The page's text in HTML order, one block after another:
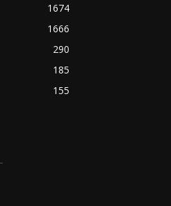
1674
1666
290
185
155